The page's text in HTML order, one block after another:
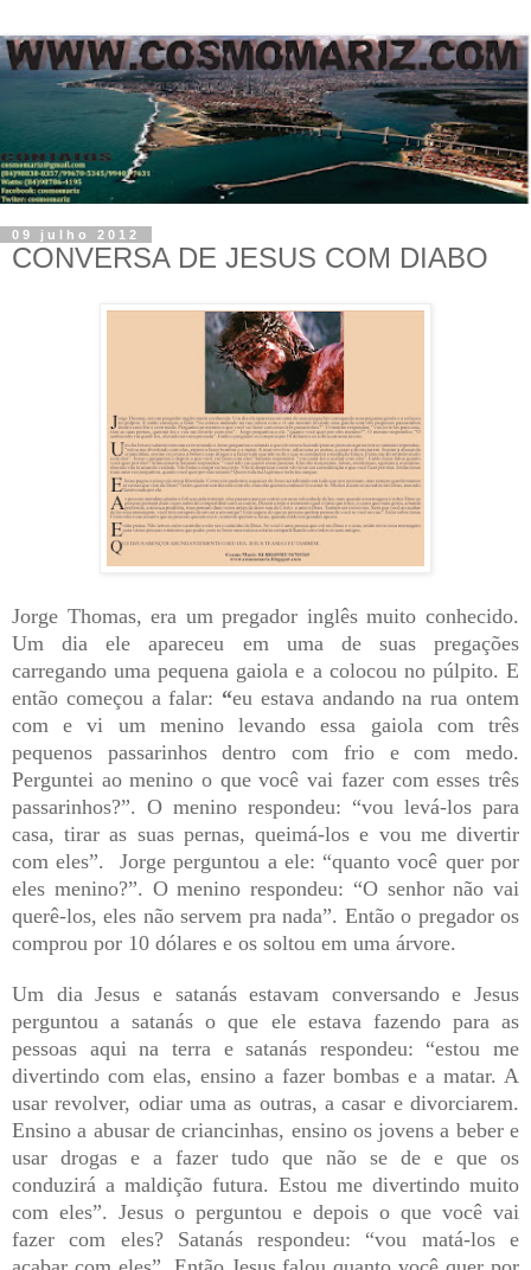
09 julho 2012
CONVERSA DE JESUS COM DIABO
Jorge Thomas, era um pregador inglês muito conhecido.
Um dia ele apareceu em uma de suas pregações
carregando uma pequena gaiola e a colocou no púlpito. E
então começou a falar: “eu estava andando na rua ontem
com e vi um menino levando essa gaiola com três
pequenos passarinhos dentro com frio e com medo.
Perguntei ao menino o que você vai fazer com esses três
passarinhos?”. O menino respondeu: “vou levá-los para
casa, tirar as suas pernas, queimá-los e vou me divertir
com eles”.
Jorge perguntou a ele: “quanto você quer por
eles menino?”. O menino respondeu: “O senhor não vai
querê-los, eles não servem pra nada”. Então o pregador os
comprou por 10 dólares e os soltou em uma árvore.
Um dia Jesus e satanás estavam conversando e Jesus
perguntou a satanás o que ele estava fazendo para as
pessoas aqui na terra e satanás respondeu: “estou me
divertindo com elas, ensino a fazer bombas e a matar. A
usar revolver, odiar uma as outras, a casar e divorciarem.
Ensino a abusar de criancinhas, ensino os jovens a beber e
usar drogas e a fazer tudo que não se de e que os
conduzirá a maldição futura. Estou me divertindo muito
com eles”. Jesus o perguntou e depois o que você vai
fazer com eles? Satanás respondeu: “vou matá-los e